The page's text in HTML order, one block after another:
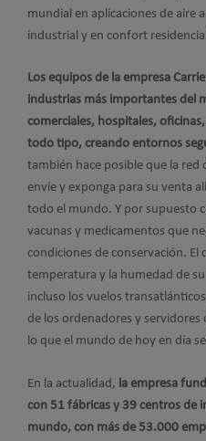
mundial en aplicaciones de aire
industrial y en confort
Los equipos de la empresa
industrias más importantes del
comerciales, hospitales,
todo tipo, creando entornos
también hace posible que la
envíe y exponga para su venta
todo el mundo. Y por supuesto
vacunas y medicamentos que
condiciones de conservación. El
temperatura y la humedad de
incluso los vuelos
de los ordenadores y
lo que el mundo de hoy en día
En la actualidad, la empresa
con 51 fábricas y 39 centros de
mundo, con más de 53.000